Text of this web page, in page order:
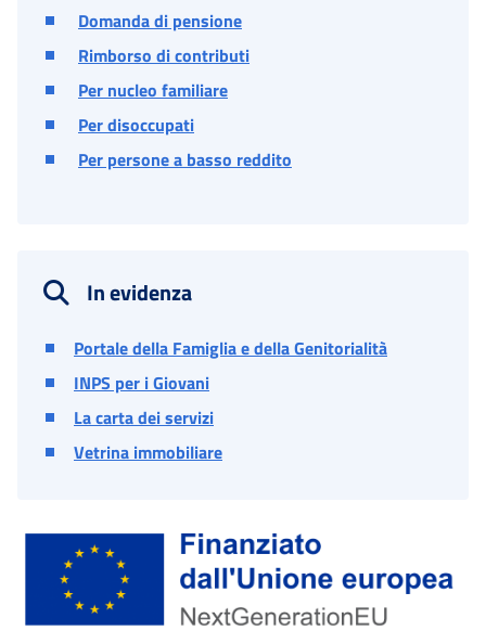
Domanda di pensione
Rimborso di contributi
Per nucleo familiare
Per disoccupati
Per persone a basso reddito
In evidenza
Portale della Famiglia e della Genitorialità
INPS per i Giovani
La carta dei servizi
Vetrina immobiliare